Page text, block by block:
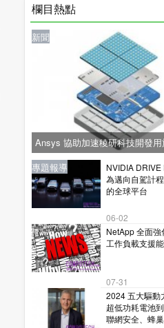
欄目熱點
新聞
Ansys 協助加速稜研科技開發
星通訊的下一代毫米波
新聞
NVIDIA
為邁向自駕計
的全球平台
06-02
新聞
NetApp 全面強
工作負載支援
07-31
專題報導
2024 五大驅動
超低功耗電池
聯網安全、蜂
新聞
專題報導